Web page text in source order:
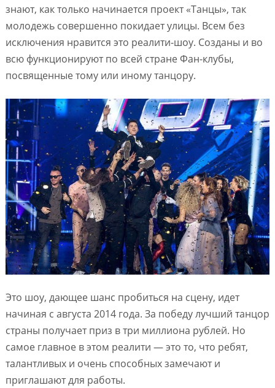
знают, как только начинается проект «Танцы», так
молодежь совершенно покидает улицы. Всем без
исключения нравится это реалити-шоу. Созданы и во
всю функционируют по всей стране Фан-клубы,
посвященные тому или иному танцору.
Это шоу, дающее шанс пробиться на сцену, идет
начиная с августа 2014 года. За победу лучший танцор
страны получает приз в три миллиона рублей. Но
самое главное в этом реалити — это то, что ребят,
талантливых и очень способных замечают и
приглашают для работы.